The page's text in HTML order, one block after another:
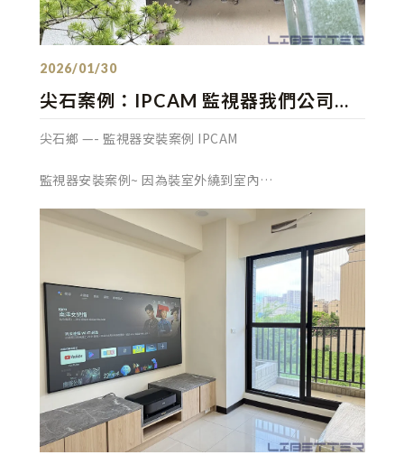
尖石案例：IPCAM 監視器我們公司也
佈：2026/01/30
尖石鄉 —- 監視器安裝案例 IPCAM
監視器安裝案例~ 因為裝室外繞到室內
線路蠻長的！特別施作當天還在下雨!